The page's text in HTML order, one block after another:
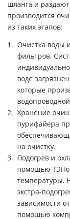
шланга и
производится
из таких этапов:
Очистка воды
фильтров.
воде
которые
Хранение
пурифайера
на очистку.
Подогрев и
помощью
температуры.
экстра-
зависимости
помощью